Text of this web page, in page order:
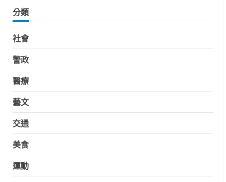
分類
社會
警政
醫療
藝文
交通
美食
運動